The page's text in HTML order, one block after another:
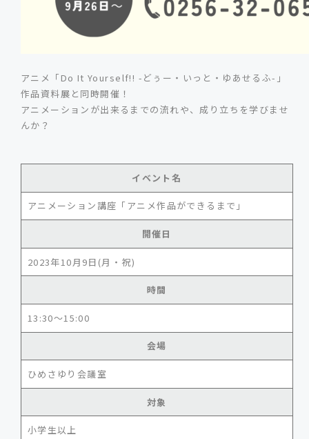
アニメ「Do It Yourself!! -どぅー・いっと・ゆあせるふ-」
作品資料展と同時開催！
アニメーションが出来るまでの流れや、成り立ちを学びませ
んか？
イベント名
アニメーション講座「アニメ作品ができるまで」
開催日
2023年10月9日(月・祝)
時間
13:30～15:00
会場
ひめさゆり会議室
対象
小学生以上